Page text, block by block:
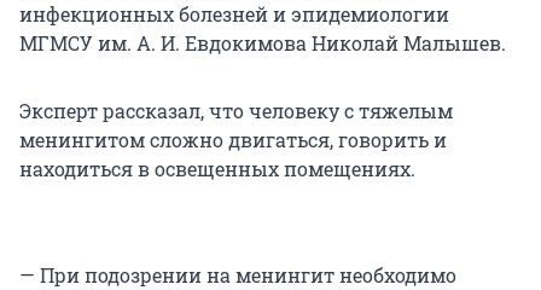
инфекционных болезней и эпидемиологии
МГМСУ им. А. И. Евдокимова Николай Малышев.
Эксперт рассказал, что человеку с тяжелым
менингитом сложно двигаться, говорить и
находиться в освещенных помещениях.
— При подозрении на менингит необходимо